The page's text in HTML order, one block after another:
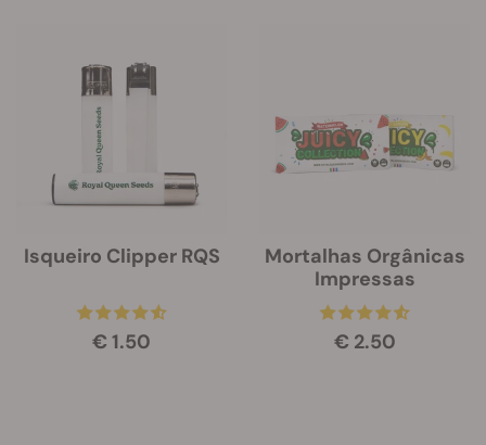
Isqueiro Clipper RQS
€ 1.50
Mortalhas Orgânicas
Impressas
€ 2.50